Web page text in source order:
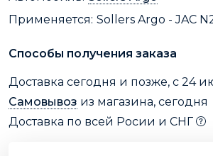
Применяется: Sollers Argo - JAC
Способы получения заказа
Доставка сегодня и позже, с 24
Самовывоз из магазина, сегодня
Доставка по всей Росии и СНГ